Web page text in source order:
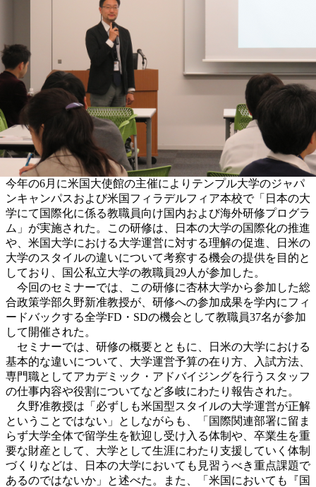
今年の6月に米国大使館の主催によりテンプル大学のジャパ
ンキャンパスおよび米国フィラデルフィア本校で「日本の大
学にて国際化に係る教職員向け国内および海外研修プログラ
ム」が実施された。この研修は、日本の大学の国際化の推進
や、米国大学における大学運営に対する理解の促進、日米の
大学のスタイルの違いについて考察する機会の提供を目的と
しており、国公私立大学の教職員29人が参加した。
今回のセミナーでは、この研修に杏林大学から参加した総
合政策学部久野新准教授が、研修への参加成果を学内にフィ
ードバックする全学FD・SDの機会として教職員37名が参加
して開催された。
セミナーでは、研修の概要とともに、日米の大学における
基本的な違いについて、大学運営予算の在り方、入試方法、
専門職としてアカデミック・アドバイジングを行うスタッフ
の仕事内容や役割についてなど多岐にわたり報告された。
久野准教授は「必ずしも米国型スタイルの大学運営が正解
ということではない」としながらも、「国際関連部署に留ま
らず大学全体で留学生を歓迎し受け入る体制や、卒業生を重
要な財産として、大学として生涯にわたり支援していく体制
づくりなどは、日本の大学においても見習うべき重点課題で
あるのではないか」と述べた。また、「米国においても『国